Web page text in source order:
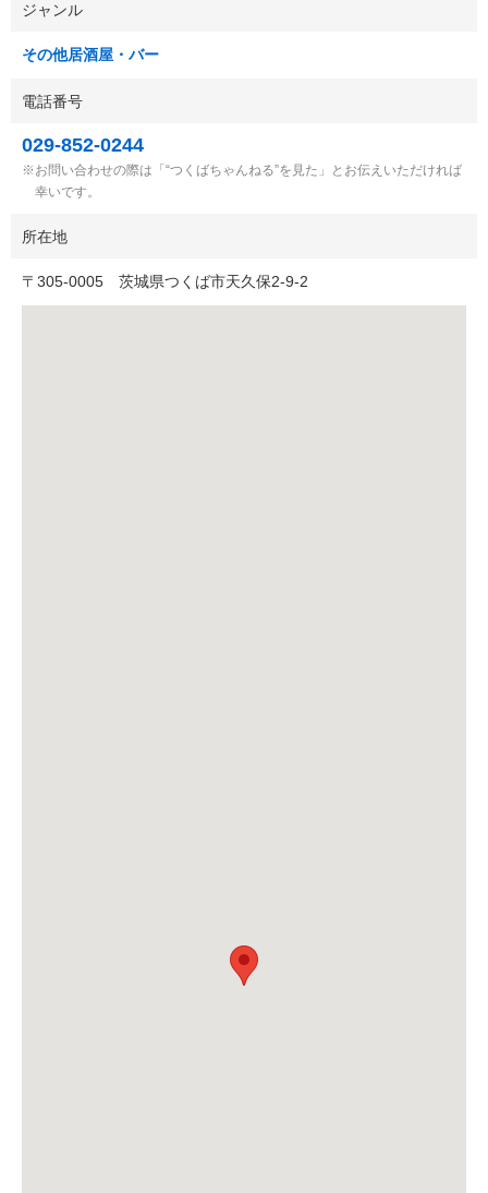
ジャンル
その他居酒屋・バー
電話番号
029-852-0244
お問い合わせの際は「“つくばちゃんねる”を見た」とお伝えいただければ
幸いです。
所在地
〒 305-0005 茨城県つくば市天久保2-9-2